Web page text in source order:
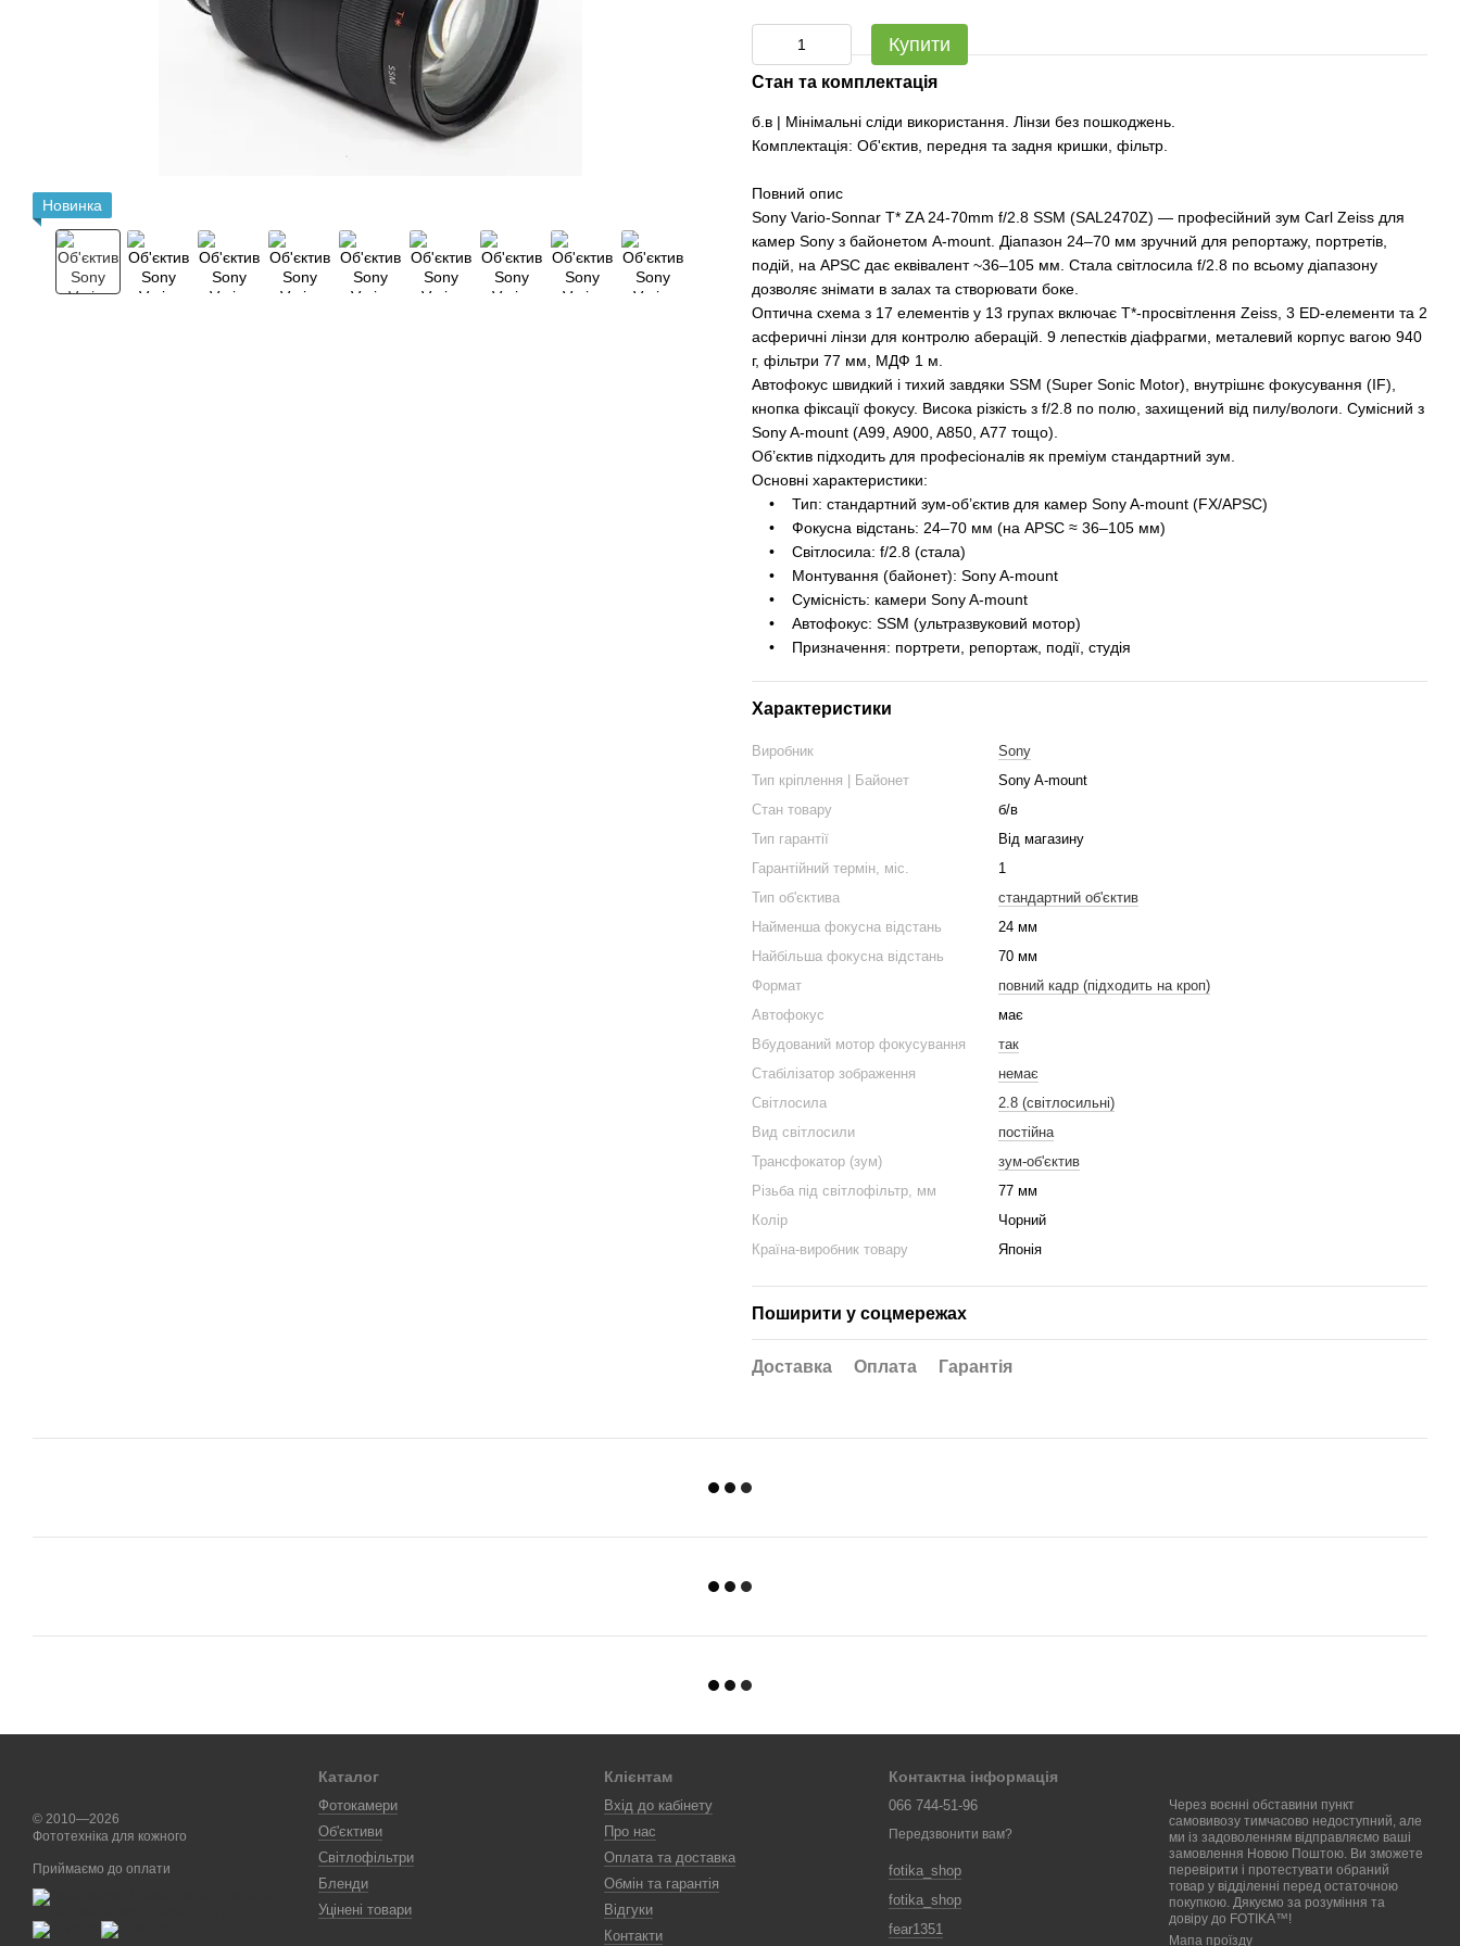
Новинка
Купити
Стан та комплектація
б.в | Мінімальні сліди використання. Лінзи без пошкоджень.
Комплектація: Об'єктив, передня та задня кришки, фільтр.
Повний опис
Sony Vario-Sonnar T* ZA 24-70mm f/2.8 SSM (SAL2470Z) — професійний зум Carl Zeiss для
камер Sony з байонетом A-mount. Діапазон 24–70 мм зручний для репортажу, портретів,
подій, на APSC дає еквівалент ~36–105 мм. Стала світлосила f/2.8 по всьому діапазону
дозволяє знімати в залах та створювати боке.
Оптична схема з 17 елементів у 13 групах включає T*-просвітлення Zeiss, 3 ED-елементи та 2
асферичні лінзи для контролю аберацій. 9 лепестків діафрагми, металевий корпус вагою 940
г, фільтри 77 мм, МДФ 1 м.
Автофокус швидкий і тихий завдяки SSM (Super Sonic Motor), внутрішнє фокусування (IF),
кнопка фіксації фокусу. Висока різкість з f/2.8 по полю, захищений від пилу/вологи. Сумісний з
Sony A-mount (A99, A900, A850, A77 тощо).
Об’єктив підходить для професіоналів як преміум стандартний зум.
Основні характеристики:
• Тип: стандартний зум-об’єктив для камер Sony A-mount (FX/APSC)
• Фокусна відстань: 24–70 мм (на APSC ≈ 36–105 мм)
• Світлосила: f/2.8 (стала)
• Монтування (байонет): Sony A-mount
• Сумісність: камери Sony A-mount
• Автофокус: SSM (ультразвуковий мотор)
• Призначення: портрети, репортаж, події, студія
Характеристики
Виробник
Sony
Тип кріплення | Байонет
Sony A-mount
Стан товару
б/в
Тип гарантії
Від магазину
Гарантійний термін, міс.
1
Тип об'єктива
стандартний об'єктив
Найменша фокусна відстань
24 мм
Найбільша фокусна відстань
70 мм
Формат
повний кадр (підходить на кроп)
Автофокус
має
Вбудований мотор фокусування
так
Стабілізатор зображення
немає
Світлосила
2.8 (світлосильні)
Вид світлосили
постійна
Трансфокатор (зум)
зум-об'єктив
Різьба під світлофільтр, мм
77 мм
Колір
Чорний
Країна-виробник товару
Японія
Поширити у соцмережах
Доставка Оплата Гарантія
© 2010—2026
Фототехніка для кожного
Приймаємо до оплати
Каталог
Фотокамери
Об'єктиви
Світлофільтри
Бленди
Уцінені товари
Клієнтам
Вхід до кабінету
Про нас
Оплата та доставка
Обмін та гарантія
Відгуки
Контакти
Контактна інформація
066 744-51-96
Передзвонити вам?
fotika_shop
fotika_shop
fear1351
Через воєнні обставини пункт
самовивозу тимчасово недоступний, але
ми із задоволенням відправляємо ваші
замовлення Новою Поштою. Ви зможете
перевірити і протестувати обраний
товар у відділенні перед остаточною
покупкою. Дякуємо за розуміння та
довіру до FOTIKA™!
Мапа проїзду